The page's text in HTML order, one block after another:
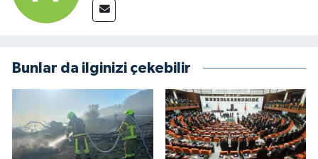
Bunlar da ilginizi çekebilir